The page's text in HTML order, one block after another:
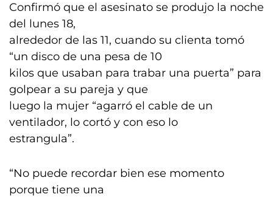
Confirmó que el asesinato se produjo la noche
del lunes 18,
alrededor de las 11, cuando su clienta tomó
“un disco de una pesa de 10
kilos que usaban para trabar una puerta” para
golpear a su pareja y que
luego la mujer “agarró el cable de un
ventilador, lo cortó y con eso lo
estrangula”.
“No puede recordar bien ese momento
porque tiene una